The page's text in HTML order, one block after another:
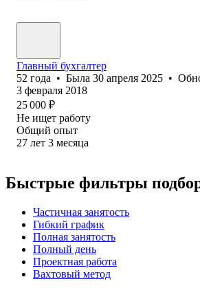
Главный бухгалтер
52 года • Была 30 апреля 2025 •
3 февраля 2018
25 000 ₽
Не ищет работу
Общий опыт
27 лет 3 месяца
Быстрые фильтры
Частичная занятость
Гибкий график
Полная занятость
Полный день
Проектная работа
Вахтовый метод